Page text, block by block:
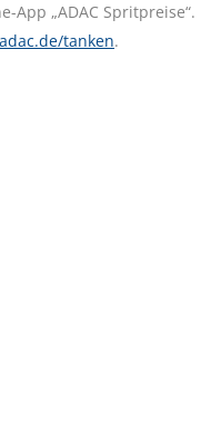
„ADAC Spritpreise“.
tanken.